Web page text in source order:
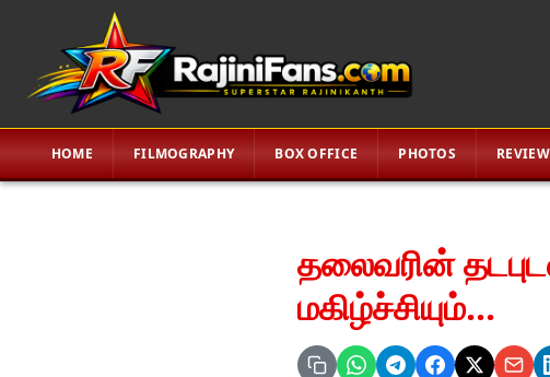
HOME FILMOGRAPHY BOX OFFICE PHOTOS
தலைவரின்
மகிழ்ச்சியும்...